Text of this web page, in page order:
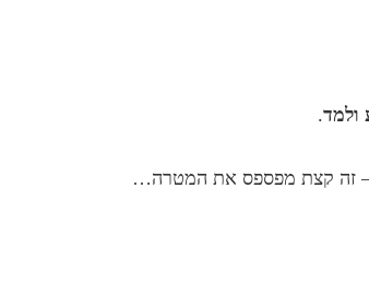
ולמד.
– זה קצת מפספס את המטרה…